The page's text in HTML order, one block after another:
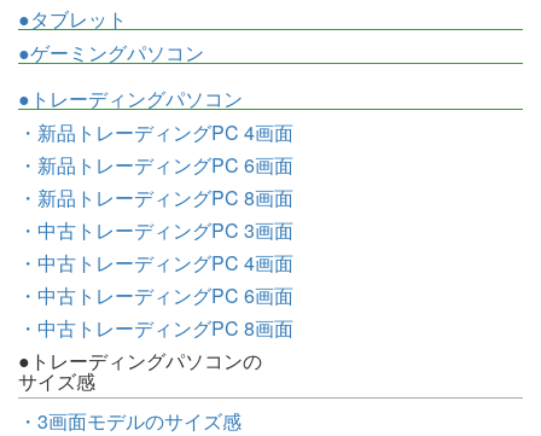
●タブレット
●ゲーミングパソコン
●トレーディングパソコン
・新品トレーディングPC 4画面
・新品トレーディングPC 6画面
・新品トレーディングPC 8画面
・中古トレーディングPC 3画面
・中古トレーディングPC 4画面
・中古トレーディングPC 6画面
・中古トレーディングPC 8画面
●トレーディングパソコンの
サイズ感
・3画面モデルのサイズ感